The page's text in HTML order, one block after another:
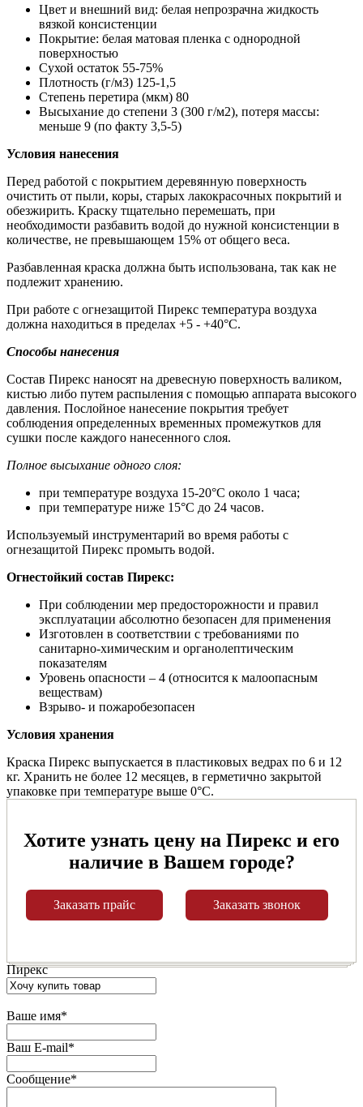
Цвет и внешний вид: белая непрозрачна жидкость
вязкой консистенции
Покрытие: белая матовая пленка с однородной
поверхностью
Сухой остаток 55-75%
Плотность (г/м3) 125-1,5
Степень перетира (мкм) 80
Высыхание до степени 3 (300 г/м2), потеря массы:
меньше 9 (по факту 3,5-5)
Условия нанесения
Перед работой с покрытием деревянную поверхность
очистить от пыли, коры, старых лакокрасочных покрытий и
обезжирить. Краску тщательно перемешать, при
необходимости разбавить водой до нужной консистенции в
количестве, не превышающем 15% от общего веса.
Разбавленная краска должна быть использована, так как не
подлежит хранению.
При работе с огнезащитой Пирекс температура воздуха
должна находиться в пределах +5 - +40°C.
Способы нанесения
Состав Пирекс наносят на древесную поверхность валиком,
кистью либо путем распыления с помощью аппарата высокого
давления. Послойное нанесение покрытия требует
соблюдения определенных временных промежутков для
сушки после каждого нанесенного слоя.
Полное высыхание одного слоя:
при температуре воздуха 15-20°C около 1 часа;
при температуре ниже 15°C до 24 часов.
Используемый инструментарий во время работы с
огнезащитой Пирекс промыть водой.
Огнестойкий состав Пирекс:
При соблюдении мер предосторожности и правил
эксплуатации абсолютно безопасен для применения
Изготовлен в соответствии с требованиями по
санитарно-химическим и органолептическим
показателям
Уровень опасности – 4 (относится к малоопасным
веществам)
Взрыво- и пожаробезопасен
Условия хранения
Краска Пирекс выпускается в пластиковых ведрах по 6 и 12
кг. Хранить не более 12 месяцев, в герметично закрытой
упаковке при температуре выше 0°C.
Хотите узнать цену на Пирекс и его
наличие в Вашем городе?
Заказать прайс Заказать звонок
Пирекс
Ваше имя*
Ваш E-mail*
Сообщение*